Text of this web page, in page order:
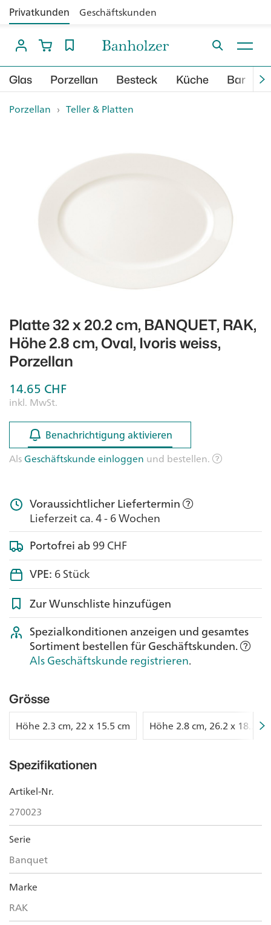
Privatkunden Geschäftskunden
Glas Porzellan Besteck Küche Bar
Porzellan › Teller & Platten
Platte 32 x 20.2 cm, BANQUET, RAK,
Höhe 2.8 cm, Oval, Ivoris weiss,
Porzellan
14.65 CHF
inkl. MwSt.
Benachrichtigung aktivieren
Benachrichtigung aktivieren
AlsGeschäftskunde einloggen und bestellen.
Voraussichtlicher Liefertermin
Lieferzeit ca. 4 - 6 Wochen
Portofrei ab99 CHF
VPE:6 Stück
Zur Wunschliste hinzufügen
Spezialkonditionen anzeigen und gesamtes
Sortiment bestellen für Geschäftskunden.
Als Geschäftskunde registrieren.
Grösse
Höhe 2.3 cm, 22 x 15.5 cm Höhe 2.8 cm, 26.2 x 18.2 cm
Spezifikationen
Artikel-Nr.
270023
Serie
Banquet
Marke
RAK